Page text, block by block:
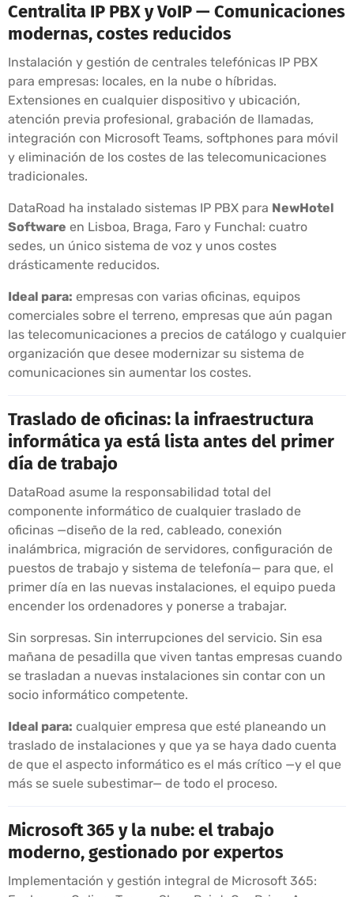
Centralita IP PBX y VoIP — Comunicaciones
modernas, costes reducidos
Instalación y gestión de centrales telefónicas IP PBX
para empresas: locales, en la nube o híbridas.
Extensiones en cualquier dispositivo y ubicación,
atención previa profesional, grabación de llamadas,
integración con Microsoft Teams, softphones para móvil
y eliminación de los costes de las telecomunicaciones
tradicionales.
DataRoad ha instalado sistemas IP PBX para NewHotel
Software en Lisboa, Braga, Faro y Funchal: cuatro
sedes, un único sistema de voz y unos costes
drásticamente reducidos.
Ideal para: empresas con varias oficinas, equipos
comerciales sobre el terreno, empresas que aún pagan
las telecomunicaciones a precios de catálogo y cualquier
organización que desee modernizar su sistema de
comunicaciones sin aumentar los costes.
Traslado de oficinas: la infraestructura
informática ya está lista antes del primer
día de trabajo
DataRoad asume la responsabilidad total del
componente informático de cualquier traslado de
oficinas —diseño de la red, cableado, conexión
inalámbrica, migración de servidores, configuración de
puestos de trabajo y sistema de telefonía— para que, el
primer día en las nuevas instalaciones, el equipo pueda
encender los ordenadores y ponerse a trabajar.
Sin sorpresas. Sin interrupciones del servicio. Sin esa
mañana de pesadilla que viven tantas empresas cuando
se trasladan a nuevas instalaciones sin contar con un
socio informático competente.
Ideal para: cualquier empresa que esté planeando un
traslado de instalaciones y que ya se haya dado cuenta
de que el aspecto informático es el más crítico —y el que
más se suele subestimar— de todo el proceso.
Microsoft 365 y la nube: el trabajo
moderno, gestionado por expertos
Implementación y gestión integral de Microsoft 365: